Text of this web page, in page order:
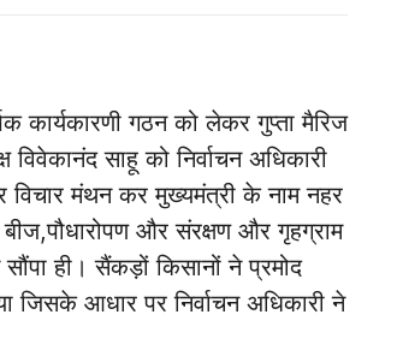
कार्यकारणी गठन को लेकर गुप्ता मैरिज
साहू को निर्वाचन अधिकारी
विचार मंथन कर मुख्यमंत्री के नाम नहर
और संरक्षण और गृहग्राम
ही। सैंकड़ों किसानों ने प्रमोद
जिसके आधार पर निर्वाचन अधिकारी ने